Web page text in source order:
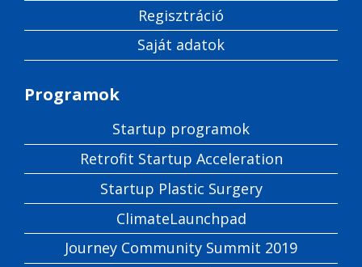
Regisztráció
Saját adatok
Programok
Startup programok
Retrofit Startup Acceleration
Startup Plastic Surgery
ClimateLaunchpad
Journey Community Summit 2019